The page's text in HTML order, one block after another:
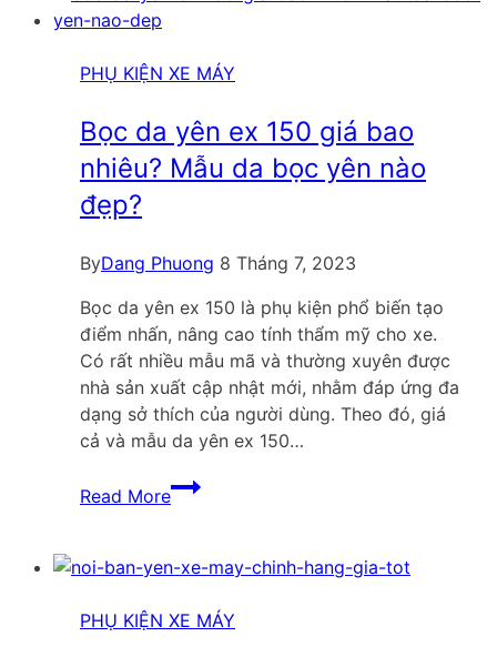
PHỤ KIỆN XE MÁY
Bọc da yên ex 150 giá bao
nhiêu? Mẫu da bọc yên nào
đẹp?
ByDang Phuong 8 Tháng 7, 2023
Bọc da yên ex 150 là phụ kiện phổ biến tạo
điểm nhấn, nâng cao tính thẩm mỹ cho xe.
Có rất nhiều mẫu mã và thường xuyên được
nhà sản xuất cập nhật mới, nhằm đáp ứng đa
dạng sở thích của người dùng. Theo đó, giá
cả và mẫu da yên ex 150…
Read More
Bọc
da
ex
giá
PHỤ KIỆN XE MÁY